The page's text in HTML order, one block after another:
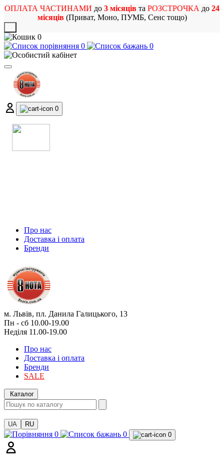
ОПЛАТА ЧАСТИНАМИ до 3 місяців та РОЗСТРОЧКА до 24
місяців(Приват, Моно, ПУМБ, Сенс тощо)
0
0
0
0
Про нас
Доставка і оплата
Бренди
м. Львів, пл. Данила Галицького, 13
Пн - сб 10.00-19.00
Неділя 11.00-19.00
Про нас
Доставка і оплата
Бренди
SALE
Каталог
UA RU
0 0 0